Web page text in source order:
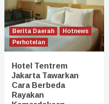
Berita Daerah
Hotnews
Perhotelan
Hotel Tentrem
Jakarta Tawarkan
Cara Berbeda
Rayakan